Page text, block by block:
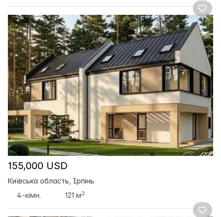
155,000 USD
Київська область, Ірпінь
4-кімн.
121 м2